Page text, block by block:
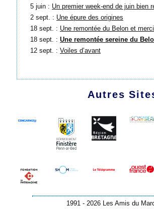
5 juin : Un premier week-end de juin bien
2 sept. : Une épure des origines
18 sept. : Une remontée du Belon et merci
18 sept. : Une remontée sereine du
12 sept. : Voiles d’avant
Autres
1991 - 2026 Les Amis du